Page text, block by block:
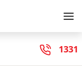
1331